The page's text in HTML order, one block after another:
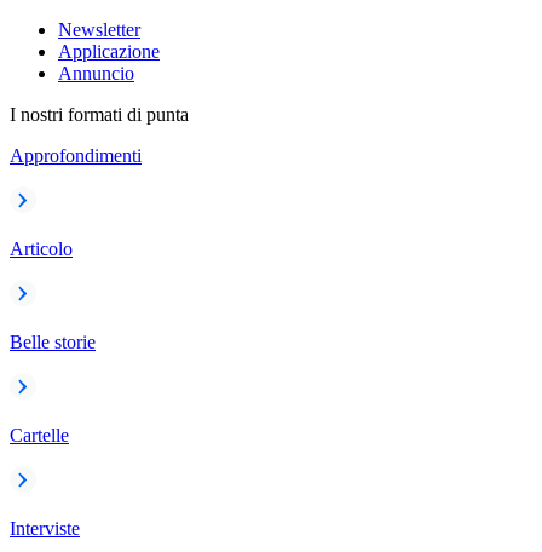
Newsletter
Applicazione
Annuncio
I nostri formati di punta
Approfondimenti
Articolo
Belle storie
Cartelle
Interviste